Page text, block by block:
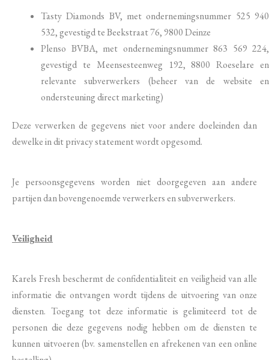
Tasty Diamonds BV, met ondernemingsnummer 525 940
532, gevestigd te Beekstraat 76, 9800 Deinze
Plenso BVBA, met ondernemingsnummer 863 569 224,
gevestigd te Meensesteenweg 192, 8800 Roeselare en
relevante subverwerkers (beheer van de website en
ondersteuning direct marketing)
Deze verwerken de gegevens niet voor andere doeleinden dan
dewelke in dit privacy statement wordt opgesomd.
Je persoonsgegevens worden niet doorgegeven aan andere
partijen dan bovengenoemde verwerkers en subverwerkers.
Veiligheid
Karels Fresh beschermt de confidentialiteit en veiligheid van alle
informatie die ontvangen wordt tijdens de uitvoering van onze
diensten. Toegang tot deze informatie is gelimiteerd tot de
personen die deze gegevens nodig hebben om de diensten te
kunnen uitvoeren (bv. samenstellen en afrekenen van een online